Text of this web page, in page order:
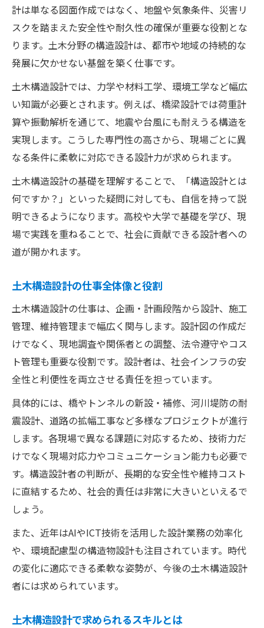
土木と建築どっちが儲かるのか現場比較
土木構造設計と建築構造設計の違いとは
土木と建築の将来性を本音で比べる視点
進路選択で迷う土木と建築の適性分析
土木構造設計の年収やキャリアの実態
構造設計の仕事がつらいと言われる理由
構造設計やめとけと言われる理由の真実
土木構造設計の仕事がつらい現場の声
土木構造設計が向いていない人の特徴
残業や調整業務が多い土木構造設計現場
未経験から始める土木構造設計の進路ガイド
未経験から土木構造設計を始める方法
土木設計資格の取得とキャリアの流れ
土木構造設計1・2の違いと進路の目安
未経験者のための土木構造設計勉強法
土木構造設計の将来性と資格取得の流れ
土木構造設計の将来性と今後の展望
資格取得で広がる土木構造設計の可能性
土木構造設計のキャリアアップ戦略
土木構造設計資格の種類と取得方法
土木構造設計で目指せる専門職の魅力
計は単なる図面作成ではなく、地盤や気象条件、災害リ
スクを踏まえた安全性や耐久性の確保が重要な役割とな
ります。土木分野の構造設計は、都市や地域の持続的な
発展に欠かせない基盤を築く仕事です。
土木構造設計では、力学や材料工学、環境工学など幅広
い知識が必要とされます。例えば、橋梁設計では荷重計
算や振動解析を通じて、地震や台風にも耐えうる構造を
実現します。こうした専門性の高さから、現場ごとに異
なる条件に柔軟に対応できる設計力が求められます。
土木構造設計の基礎を理解することで、「構造設計とは
何ですか？」といった疑問に対しても、自信を持って説
明できるようになります。高校や大学で基礎を学び、現
場で実践を重ねることで、社会に貢献できる設計者への
道が開かれます。
土木構造設計の仕事全体像と役割
土木構造設計の仕事は、企画・計画段階から設計、施工
管理、維持管理まで幅広く関与します。設計図の作成だ
けでなく、現地調査や関係者との調整、法令遵守やコス
ト管理も重要な役割です。設計者は、社会インフラの安
全性と利便性を両立させる責任を担っています。
具体的には、橋やトンネルの新設・補修、河川堤防の耐
震設計、道路の拡幅工事など多様なプロジェクトが進行
します。各現場で異なる課題に対応するため、技術力だ
けでなく現場対応力やコミュニケーション能力も必要で
す。構造設計者の判断が、長期的な安全性や維持コスト
に直結するため、社会的責任は非常に大きいといえるで
しょう。
また、近年はAIやICT技術を活用した設計業務の効率化
や、環境配慮型の構造物設計も注目されています。時代
の変化に適応できる柔軟な姿勢が、今後の土木構造設計
者には求められています。
土木構造設計で求められるスキルとは